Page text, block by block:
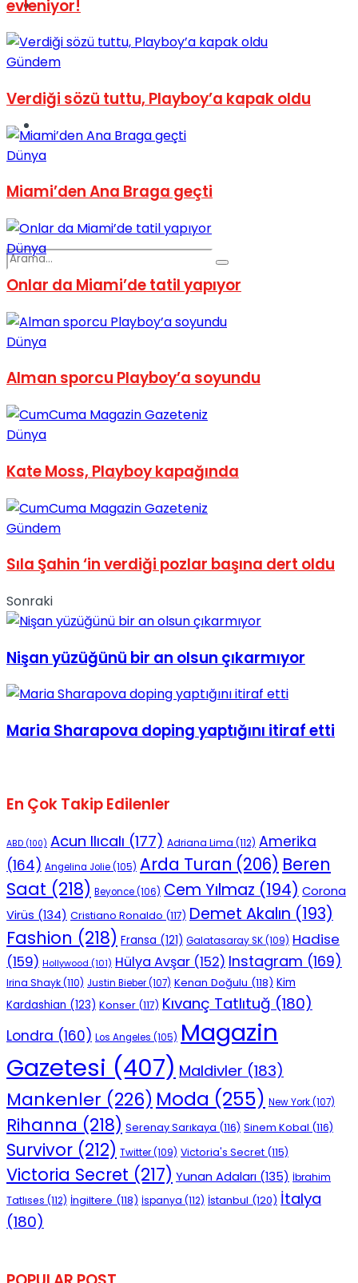
Spor
No Result
View All Result
evleniyor!
Gündem
Verdiği sözü tuttu, Playboy’a kapak oldu
Dünya
Miami’den Ana Braga geçti
Dünya
Onlar da Miami’de tatil yapıyor
Dünya
Alman sporcu Playboy’a soyundu
Dünya
Kate Moss, Playboy kapağında
Gündem
Sıla Şahin ‘in verdiği pozlar başına dert oldu
Sonraki
Nişan yüzüğünü bir an olsun çıkarmıyor
Maria Sharapova doping yaptığını itiraf etti
En Çok Takip Edilenler
ABD (100) Acun Ilıcalı (177) Adriana Lima (112) Amerika
(164) Angelina Jolie(105) Arda Turan (206) Beren
Saat (218) Beyonce(106) Cem Yılmaz (194) Corona
Virüs (134) Cristiano Ronaldo (117) Demet Akalın (193)
Fashion (218) Fransa (121) Galatasaray SK(109) Hadise
(159) Hollywood (101) Hülya Avşar (152) Instagram (169)
Irina Shayk(110) Justin Bieber(107) Kenan Doğulu (118) Kim
Kardashian (123) Konser (117) Kıvanç Tatlıtuğ (180)
Londra (160) Los Angeles (105) Magazin
Gazetesi (407) Maldivler (183)
Mankenler (226) Moda (255) New York(107)
Rihanna (218) Serenay Sarıkaya (116) Sinem Kobal (116)
Survivor (212) Twitter(109) Victoria's Secret (115)
Victoria Secret (217) Yunan Adaları (135) İbrahim
Tatlıses (112) İngiltere (118) İspanya (112) İstanbul (120) İtalya
(180)